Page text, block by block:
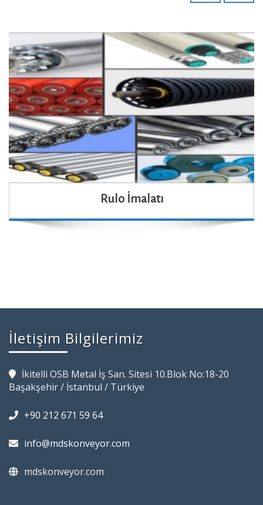
Rulo İmalatı
İletişim Bilgilerimiz
İkitelli OSB Metal İş San. Sitesi 10.Blok No:18-20
Başakşehir / İstanbul / Türkiye
+90 212 671 59 64
info@mdskonveyor.com
mdskonveyor.com